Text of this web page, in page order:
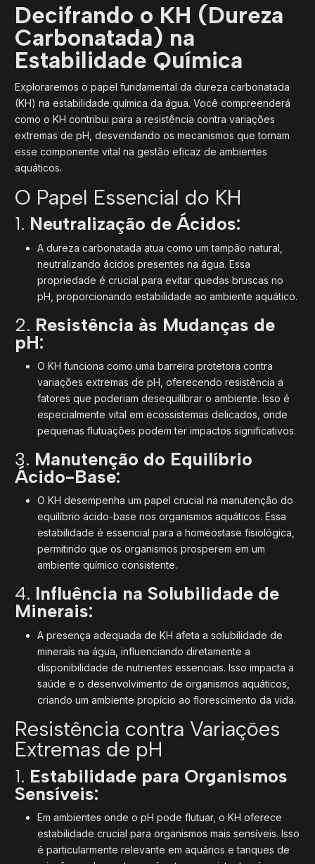
Decifrando o KH (Dureza
Carbonatada) na
Estabilidade Química
Exploraremos o papel fundamental da dureza carbonatada
(KH) na estabilidade química da água. Você compreenderá
como o KH contribui para a resistência contra variações
extremas de pH, desvendando os mecanismos que tornam
esse componente vital na gestão eficaz de ambientes
aquáticos.
O Papel Essencial do KH
1. Neutralização de Ácidos:
A dureza carbonatada atua como um tampão natural,
neutralizando ácidos presentes na água. Essa
propriedade é crucial para evitar quedas bruscas no
pH, proporcionando estabilidade ao ambiente aquático.
2. Resistência às Mudanças de
pH:
O KH funciona como uma barreira protetora contra
variações extremas de pH, oferecendo resistência a
fatores que poderiam desequilibrar o ambiente. Isso é
especialmente vital em ecossistemas delicados, onde
pequenas flutuações podem ter impactos significativos.
3. Manutenção do Equilíbrio
Ácido-Base:
O KH desempenha um papel crucial na manutenção do
equilíbrio ácido-base nos organismos aquáticos. Essa
estabilidade é essencial para a homeostase fisiológica,
permitindo que os organismos prosperem em um
ambiente químico consistente.
4. Influência na Solubilidade de
Minerais:
A presença adequada de KH afeta a solubilidade de
minerais na água, influenciando diretamente a
disponibilidade de nutrientes essenciais. Isso impacta a
saúde e o desenvolvimento de organismos aquáticos,
criando um ambiente propício ao florescimento da vida.
Resistência contra Variações
Extremas de pH
1. Estabilidade para Organismos
Sensíveis:
Em ambientes onde o pH pode flutuar, o KH oferece
estabilidade crucial para organismos mais sensíveis. Isso
é particularmente relevante em aquários e tanques de